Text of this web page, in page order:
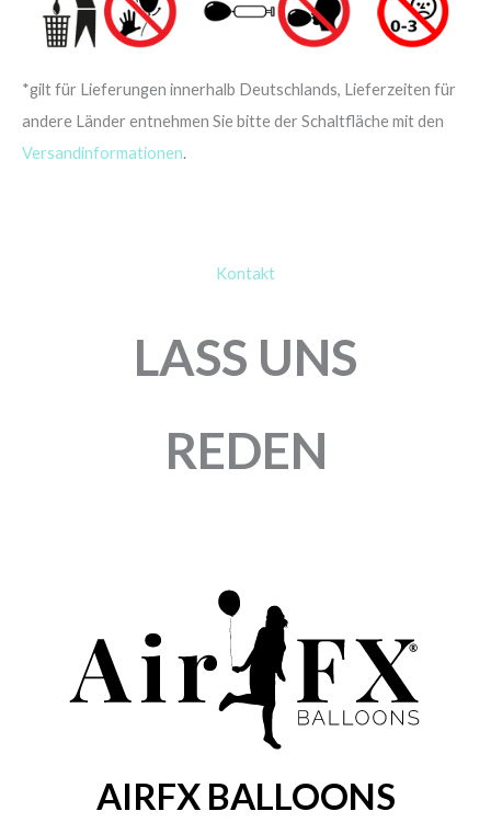
*gilt für Lieferungen innerhalb Deutschlands, Lieferzeiten für
andere Länder entnehmen Sie bitte der Schaltfläche mit den
Versandinformationen.
Kontakt
LASS UNS
REDEN
AIRFX BALLOONS